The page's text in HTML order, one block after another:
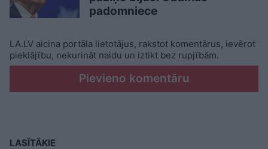
padomniece
LA.LV aicina portāla lietotājus, rakstot komentārus, ievērot
pieklājību, nekurināt naidu un iztikt bez rupjībām.
Pievieno komentāru
LASĪTĀKIE